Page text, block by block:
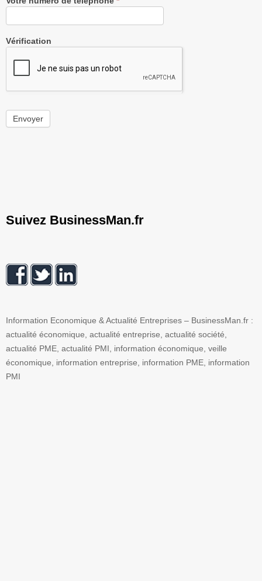
Vérification
Envoyer
Suivez BusinessMan.fr
Information Economique & Actualité Entreprises – BusinessMan.fr :
actualité économique, actualité entreprise, actualité société,
actualité PME, actualité PMI, information économique, veille
économique, information entreprise, information PME, information
PMI